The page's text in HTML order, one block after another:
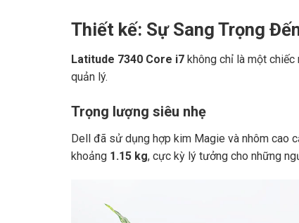
Thiết kế: Sự Sang Trọng
Latitude 7340 Core i7không chỉ là một chiếc
quản lý.
Trọng lượng siêu nhẹ
Dell đã sử dụng hợp kim Magie và nhôm cao
khoảng 1.15 kg, cực kỳ lý tưởng cho những